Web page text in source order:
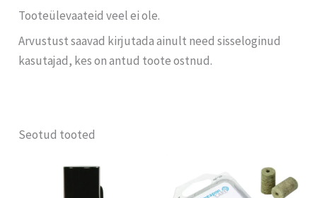
Tooteülevaateid veel ei ole.
Arvustust saavad kirjutada ainult need sisseloginud
kasutajad, kes on antud toote ostnud.
Seotud tooted